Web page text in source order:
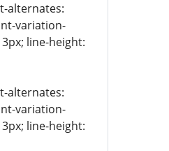
alternates:
variation-
line-height:
alternates:
variation-
line-height: